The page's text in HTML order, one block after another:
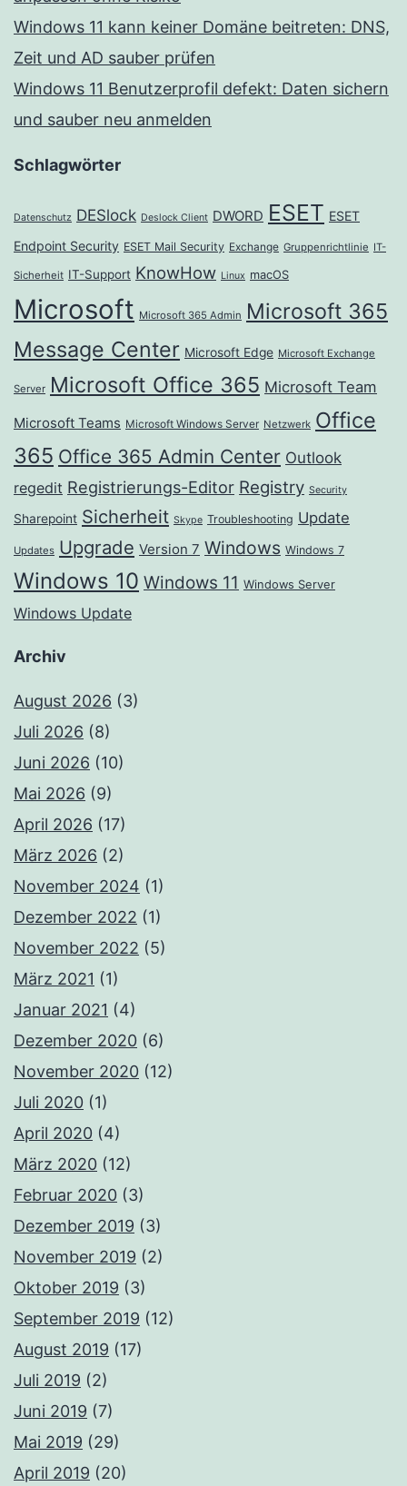
Windows 11 kann keiner Domäne beitreten: DNS,
Zeit und AD sauber prüfen
Windows 11 Benutzerprofil defekt: Daten sichern
und sauber neu anmelden
Schlagwörter
Datenschutz DESlock Deslock Client DWORD ESET ESET
Endpoint Security ESET Mail Security Exchange Gruppenrichtlinie IT-
Sicherheit IT-Support KnowHow Linux macOS
Microsoft Microsoft 365 Admin Microsoft 365
Message Center Microsoft Edge Microsoft Exchange
Server Microsoft Office 365 Microsoft Team
Microsoft Teams Microsoft Windows Server Netzwerk Office
365 Office 365 Admin Center Outlook
regedit Registrierungs-Editor Registry Security
Sharepoint Sicherheit Skype Troubleshooting Update
Updates Upgrade Version 7 Windows Windows 7
Windows 10 Windows 11 Windows Server
Windows Update
Archiv
August 2026 (3)
Juli 2026 (8)
Juni 2026 (10)
Mai 2026 (9)
April 2026 (17)
März 2026 (2)
November 2024 (1)
Dezember 2022 (1)
November 2022 (5)
März 2021 (1)
Januar 2021 (4)
Dezember 2020 (6)
November 2020 (12)
Juli 2020 (1)
April 2020 (4)
März 2020 (12)
Februar 2020 (3)
Dezember 2019 (3)
November 2019 (2)
Oktober 2019 (3)
September 2019 (12)
August 2019 (17)
Juli 2019 (2)
Juni 2019 (7)
Mai 2019 (29)
April 2019 (20)